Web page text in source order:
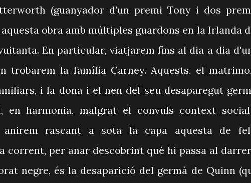
(guanyador d'un premi Tony i dos
obra amb múltiples guardons en la Irlanda
En particular, viatjarem fins al dia a dia
trobarem la família Carney. Aquests, el
i la dona i el nen del seu desaparegut
en harmonia, malgrat el convuls context
rascant a sota la capa aquesta de
corrent, per anar descobrint què hi passa al
negre, és la desaparició del germà de Quinn